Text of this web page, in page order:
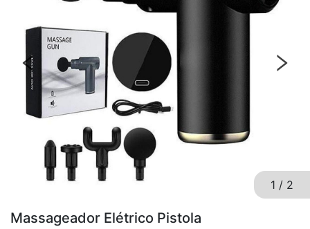
1 / 2
Massageador Elétrico Pistola